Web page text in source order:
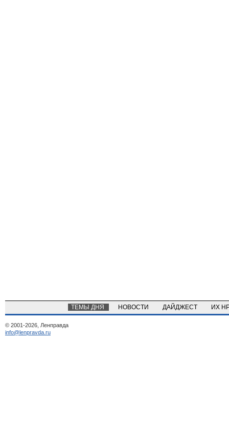
ТЕМЫ ДНЯ НОВОСТИ ДАЙДЖЕСТ ИХ
© 2001-2026, Ленправда
info@lenpravda.ru